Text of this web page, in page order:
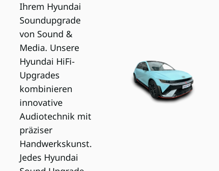
Skoda
Volkswagen
Kleintransporter (weitere Marken)
Individuell-Paket
Ihrem Hyundai
Soundupgrade
von Sound &
Media. Unsere
Hyundai HiFi-
Upgrades
kombinieren
innovative
Audiotechnik mit
präziser
Handwerkskunst.
Jedes Hyundai